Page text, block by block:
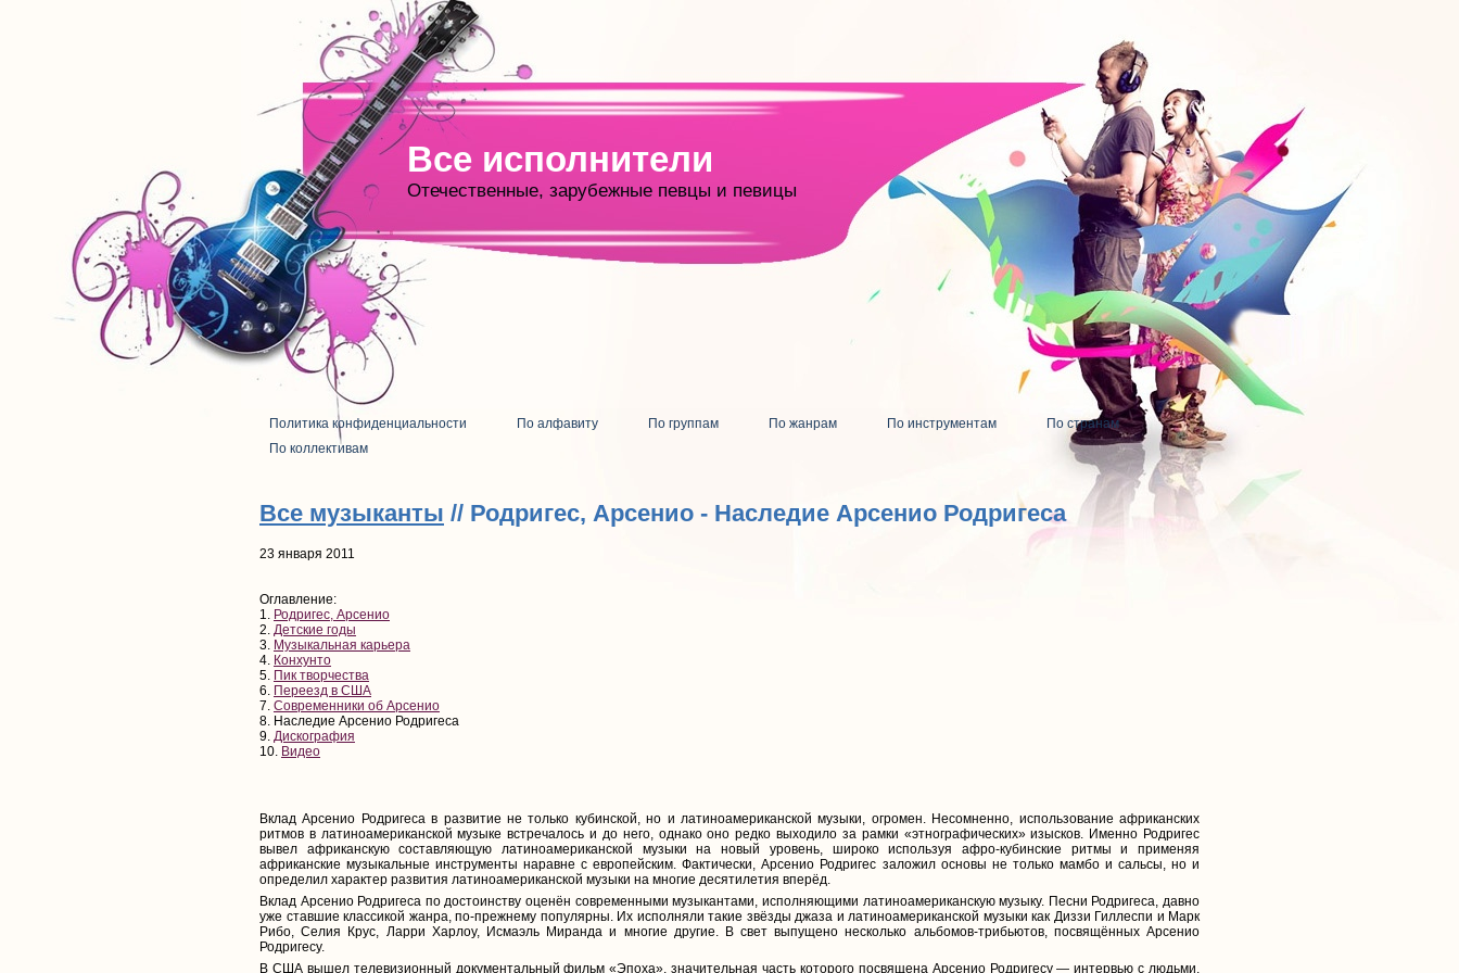
Все исполнители
Отечественные, зарубежные певцы и певицы
Политика конфиденциальности По алфавиту По группам По жанрам По инструментам
По странам
По коллективам
Все музыканты // Родригес, Арсенио - Наследие Арсенио Родригеса
23 января 2011
Оглавление:
1. Родригес, Арсенио
2. Детские годы
3. Музыкальная карьера
4. Конхунто
5. Пик творчества
6. Переезд в США
7. Современники об Арсенио
8. Наследие Арсенио Родригеса
9. Дискография
10. Видео
Вклад Арсенио Родригеса в развитие не только кубинской, но и латиноамериканской музыки, огромен. Несомненно, использование африканских
ритмов в латиноамериканской музыке встречалось и до него, однако оно редко выходило за рамки «этнографических» изысков. Именно Родригес
вывел африканскую составляющую латиноамериканской музыки на новый уровень, широко используя афро-кубинские ритмы и применяя
африканские музыкальные инструменты наравне с европейским. Фактически, Арсенио Родригес заложил основы не только мамбо и сальсы, но и
определил характер развития латиноамериканской музыки на многие десятилетия вперёд.
Вклад Арсенио Родригеса по достоинству оценён современными музыкантами, исполняющими латиноамериканскую музыку. Песни Родригеса, давно
уже ставшие классикой жанра, по-прежнему популярны. Их исполняли такие звёзды джаза и латиноамериканской музыки как Диззи Гиллеспи и Марк
Рибо, Селия Крус, Ларри Харлоу, Исмаэль Миранда и многие другие. В свет выпущено несколько альбомов-трибьютов, посвящённых Арсенио
Родригесу.
В США вышел телевизионный документальный фильм «Эпоха», значительная часть которого посвящена Арсенио Родригесу — интервью с людьми,